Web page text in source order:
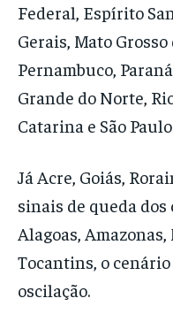
Federal, Espírito
Gerais, Mato Grosso
Pernambuco,
Grande do Norte,
Catarina e São
Já Acre, Goiás,
sinais de queda dos
Alagoas,
Tocantins, o
oscilação.